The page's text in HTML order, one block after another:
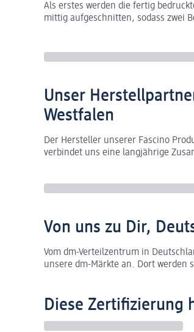
Als erstes werden die fertig
mittig aufgeschnitten, sodass zwei
Unser
Westfalen
Der Hersteller unserer Fascino
verbindet uns eine langjährige
Von uns zu Dir,
Vom dm-Verteilzentrum in
unsere dm-Märkte an. Dort werden
Diese Zertifizierung